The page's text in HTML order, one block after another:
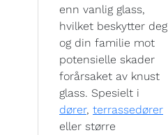
enn vanlig glass,
hvilket beskytter deg
og din familie mot
potensielle skader
forårsaket av knust
glass. Spesielt i
dører, terrassedører
eller større